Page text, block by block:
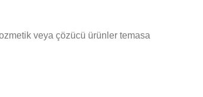
veya çözücü ürünler temasa